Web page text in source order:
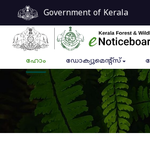
Government of Kerala
ഹോം ഡോക്യുമെൻ്റ്സ്